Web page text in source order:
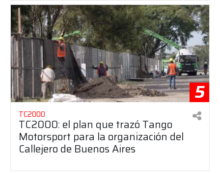
5
TC2000
TC2000: el plan que trazó Tango
Motorsport para la organización del
Callejero de Buenos Aires